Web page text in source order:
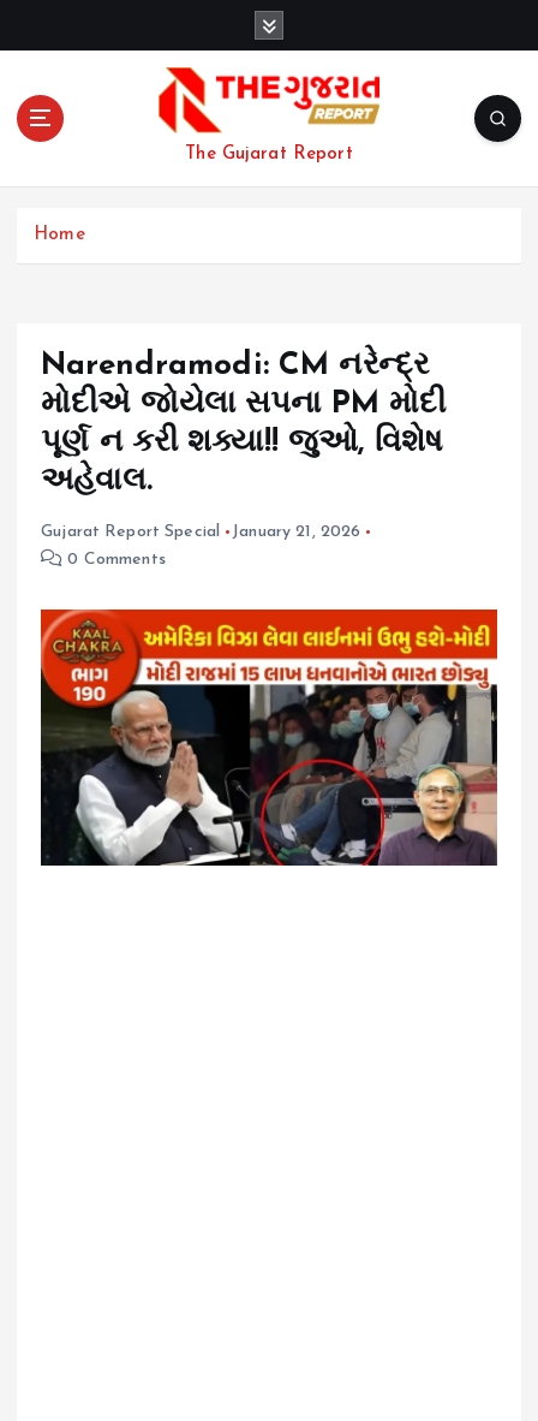
The Gujarat Report
Home
Narendramodi: CM નરેન્દ્ર
મોદીએ જોયેલા સપના PM મોદી
પૂર્ણ ન કરી શક્યા!! જુઓ, વિશેષ
અહેવાલ.
Gujarat Report Special
January 21, 2026
0 Comments